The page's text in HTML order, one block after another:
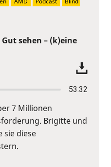
sehen – (k)eine
53:32
7 Millionen
Brigitte und
sie diese